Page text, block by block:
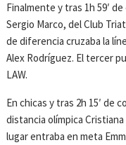
Finalmente y tras 1h 59′
Sergio Marco, del Club
de diferencia cruzaba la
Alex Rodríguez. El tercer
LAW.
En chicas y tras 2h 15′ de
distancia olímpica
lugar entraba en meta